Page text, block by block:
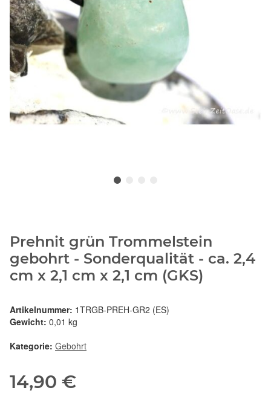
Prehnit grün Trommelstein
gebohrt - Sonderqualität - ca. 2,4
cm x 2,1 cm x 2,1 cm (GKS)
Artikelnummer: 1TRGB-PREH-GR2 (ES)
Gewicht: 0,01 kg
Kategorie: Gebohrt
14,90 €